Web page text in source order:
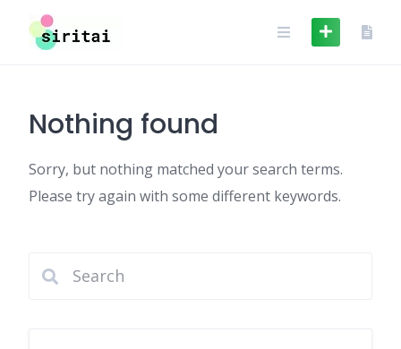
content
Nothing found
Sorry, but nothing matched your search terms.
Please try again with some different keywords.